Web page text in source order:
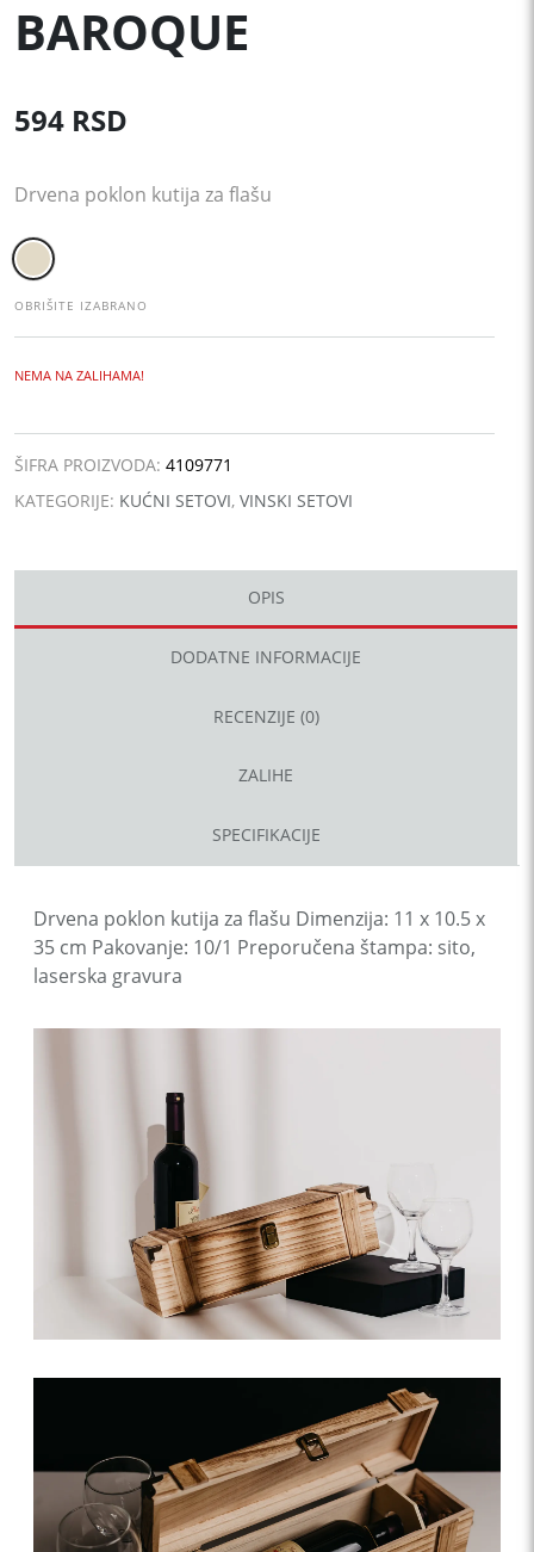
BAROQUE
594 RSD
Drvena poklon kutija za flašu
OBRIŠITE IZABRANO
NEMA NA ZALIHAMA!
ŠIFRA PROIZVODA: 4109771
KATEGORIJE: KUĆNI SETOVI, VINSKI SETOVI
OPIS
DODATNE INFORMACIJE
RECENZIJE (0)
ZALIHE
SPECIFIKACIJE
Drvena poklon kutija za flašu Dimenzija: 11 x 10.5 x
35 cm Pakovanje: 10/1 Preporučena štampa: sito,
laserska gravura